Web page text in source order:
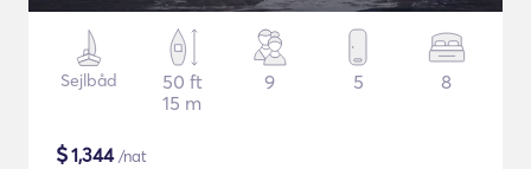
Sejlbåd
50 ft
15 m
9 5 8
$1,344/nat